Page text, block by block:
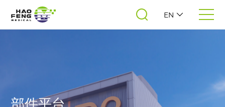
EN
部件平台